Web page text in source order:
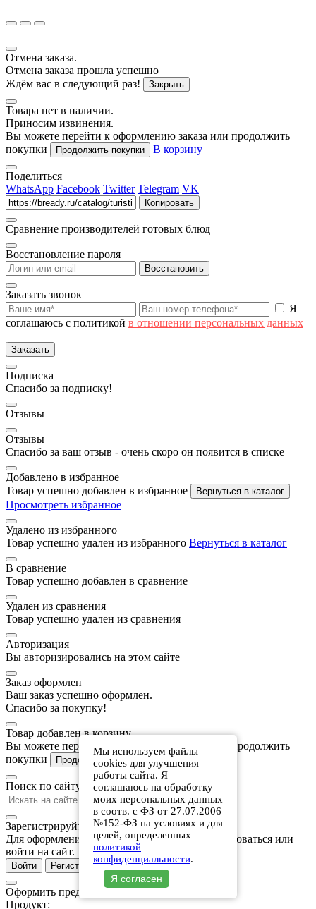
Отмена заказа.
Отмена заказа прошла успешно
Ждём вас в следующий раз!
Закрыть
Товара нет в наличии.
Приносим извинения.
Вы можете перейти к оформлению заказа или продолжить
покупки
Продолжить покупки В корзину
Поделиться
WhatsApp Facebook Twitter Telegram VK
Копировать
Сравнение производителей готовых блюд
Восстановление пароля
Восстановить
Заказать звонок
Я
соглашаюсь с политикой в отношении персональных данных
Заказать
Подписка
Спасибо за подписку!
Отзывы
Отзывы
Спасибо за ваш отзыв - очень скоро он появится в списке
Добавлено в избранное
Товар успешно добавлен в избранное
Вернуться в каталог
Просмотреть избранное
Удалено из избранного
Товар успешно удален из избранного Вернуться в каталог
В сравнение
Товар успешно добавлен в сравнение
Удален из сравнения
Товар успешно удален из сравнения
Авторизация
Вы авторизировались на этом сайте
Заказ оформлен
Ваш заказ успешно оформлен.
Спасибо за покупку!
Товар добавлен в корзину
Вы можете перейти к оформлению заказа или продолжить
покупки
Продолжить покупки В корзину
Поиск по сайту
Зарегистрируйтесь или войдите
Для оформления предзаказа нужно зарегистрироваться или
войти на сайт.
Войти Регистрация
Оформить предзаказ
Продукт:
Мы используем файлы
cookies для улучшения
работы сайта. Я
соглашаюсь на обработку
моих персональных данных
в соотв. с ФЗ от 27.07.2006
№152-ФЗ на условиях и для
целей, определенных
политикой
конфиденциальности.
Я согласен